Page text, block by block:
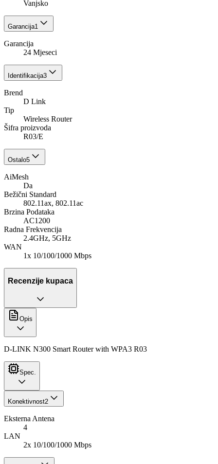
Vanjsko
Garancija1
Garancija
24 Mjeseci
Identifikacija3
Brend
D Link
Tip
Wireless Router
Šifra proizvoda
R03/E
Ostalo5
AiMesh
Da
Bežični Standard
802.11ax, 802.11ac
Brzina Podataka
AC1200
Radna Frekvencija
2.4GHz, 5GHz
WAN
1x 10/100/1000 Mbps
Recenzije kupaca
Opis
D-LINK N300 Smart Router with WPA3 R03
Spec.
Konektivnost2
Eksterna Antena
4
LAN
2x 10/100/1000 Mbps